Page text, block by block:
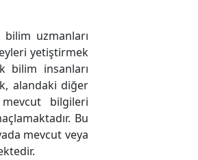
uzmanları
yetiştirmek
bilim insanları
alandaki diğer
bilgileri
Bu
mevcut veya